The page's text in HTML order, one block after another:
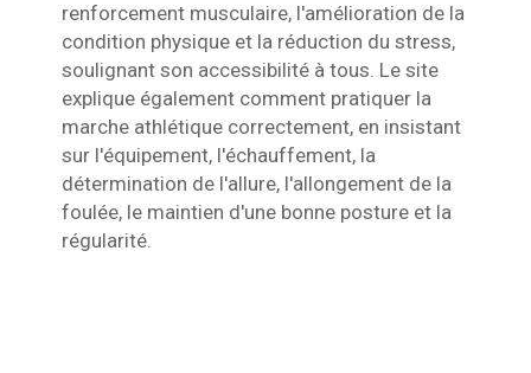
renforcement musculaire, l'amélioration de la
condition physique et la réduction du stress,
soulignant son accessibilité à tous. Le site
explique également comment pratiquer la
marche athlétique correctement, en insistant
sur l'équipement, l'échauffement, la
détermination de l'allure, l'allongement de la
foulée, le maintien d'une bonne posture et la
régularité.